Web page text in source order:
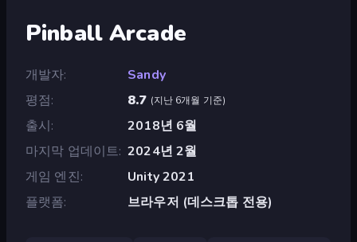
Pinball Arcade
개발자
Sandy
평점
8.7 (지난 6개월 기준)
출시
2018년 6월
마지막 업데이트 2024년 2월
게임 엔진
Unity 2021
플랫폼
브라우저 (데스크톱 전용)